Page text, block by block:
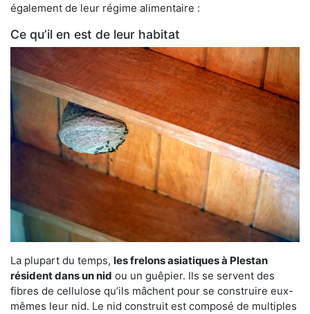
également de leur régime alimentaire :
Ce qu’il en est de leur habitat
La plupart du temps, les frelons asiatiques à Plestan
résident dans un nid ou un guêpier. Ils se servent des
fibres de cellulose qu’ils mâchent pour se construire eux-
mêmes leur nid. Le nid construit est composé de multiples